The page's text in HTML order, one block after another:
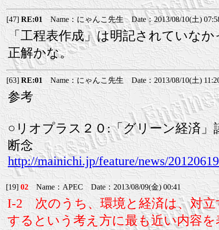
[47]RE:01 Name：にゃんこ先生 Date：2013/08/10(土)
「工程表作成」は明記されていな
正解かな。
[63]RE:01Name：にゃんこ先生 Date：2013/08/10(土)
参考
○リオプラス２０:「グリーン経済」
断念
http://mainichi.jp/feature/news/
[19]02Name：APEC Date：2013/08/09(金) 00:41
I-2 次のうち、環境と経済は、対立
するという考え方に最も近い内容